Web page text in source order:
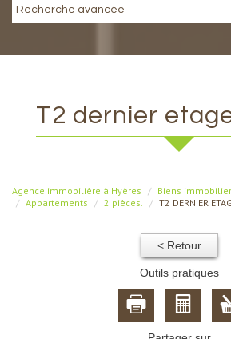
Recherche avancée
t2 dernier
Agence immobilière à Hyères
Biens
Appartements
2 pièces. T2 DERNIER
< Retour
Outils pratiques